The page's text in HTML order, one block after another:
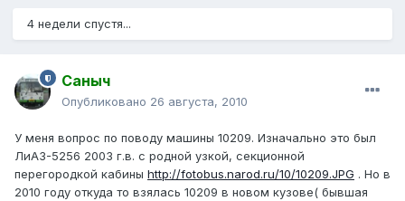
4 недели спустя...
Саныч
Опубликовано 26 августа, 2010
У меня вопрос по поводу машины 10209. Изначально это был
ЛиАЗ-5256 2003 г.в. с родной узкой, секционной
перегородкой кабины http://fotobus.narod.ru/10/10209.JPG . Но в
2010 году откуда то взялась 10209 в новом кузове( бывшая